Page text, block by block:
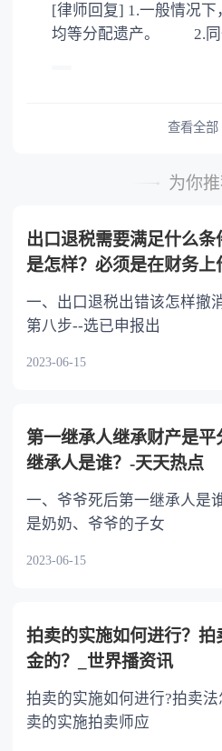
公证。
[律师回复] 1.一般情况下，同一顺序的各继承人
均等分配遗产。 2.同一顺序继承人继承遗产
或者与被继承人共同生
的继承人，不尽扶养义
查看全部
为你
出口退税需要满足什么
是怎样？必须是在财务
物吗？
一、出口退税出错该怎样撤
第八步--选已申报出
2023-06-15
第一继承人继承财产是
继承人是谁？-天天热点
一、爷爷死后第一继承人是
是奶奶、爷爷的子女
2023-06-15
拍卖的实施如何进行？拍
金的？_世界播资讯
拍卖的实施如何进行?拍卖
卖的实施拍卖师应